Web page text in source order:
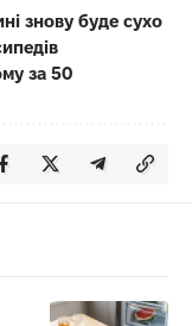
знову буде сухо
за 50